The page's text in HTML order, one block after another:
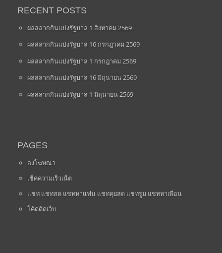
RECENT POSTS
ผลสลากกินแบ่งรัฐบาล 1 สิงหาคม 2569
ผลสลากกินแบ่งรัฐบาล 16 กรกฎาคม 2569
ผลสลากกินแบ่งรัฐบาล 1 กรกฎาคม 2569
ผลสลากกินแบ่งรัฐบาล 16 มิถุนายน 2569
ผลสลากกินแบ่งรัฐบาล 1 มิถุนายน 2569
PAGES
ลงโฆษณา
เช็คความเร็วเน็ต
แชท แชทสด แชทหาแฟน แชทคุยสด แชทรูม แชทหาเพื่อน
โค้ดติดเว็บ